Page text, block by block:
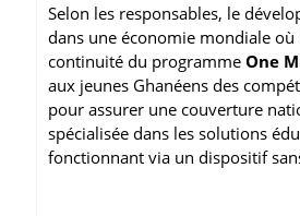
Selon les responsables, le
dans une économie mondiale où
continuité du programme One
aux jeunes Ghanéens des
pour assurer une couverture
spécialisée dans les solutions
fonctionnant via un dispositif